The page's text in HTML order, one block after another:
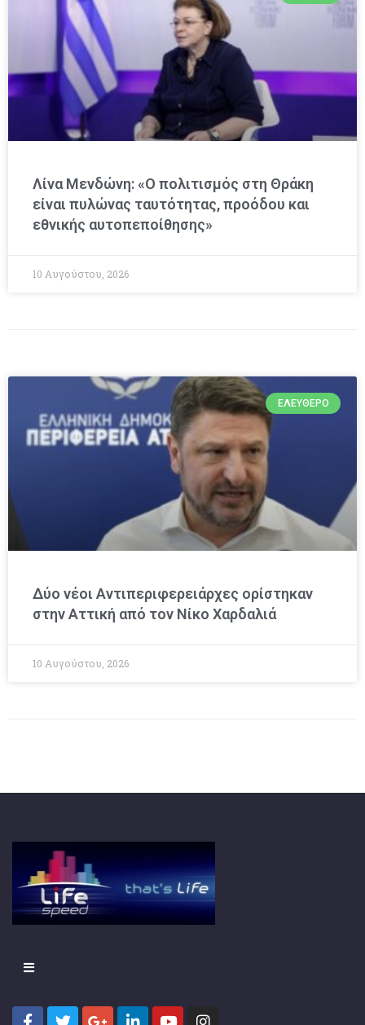
Λίνα Μενδώνη: «Ο πολιτισμός στη Θράκη
είναι πυλώνας ταυτότητας, προόδου και
εθνικής αυτοπεποίθησης»
10 Αυγούστου, 2026
ΕΛΕΎΘΕΡΟ
Δύο νέοι Αντιπεριφερειάρχες ορίστηκαν
στην Αττική από τον Νίκο Χαρδαλιά
10 Αυγούστου, 2026